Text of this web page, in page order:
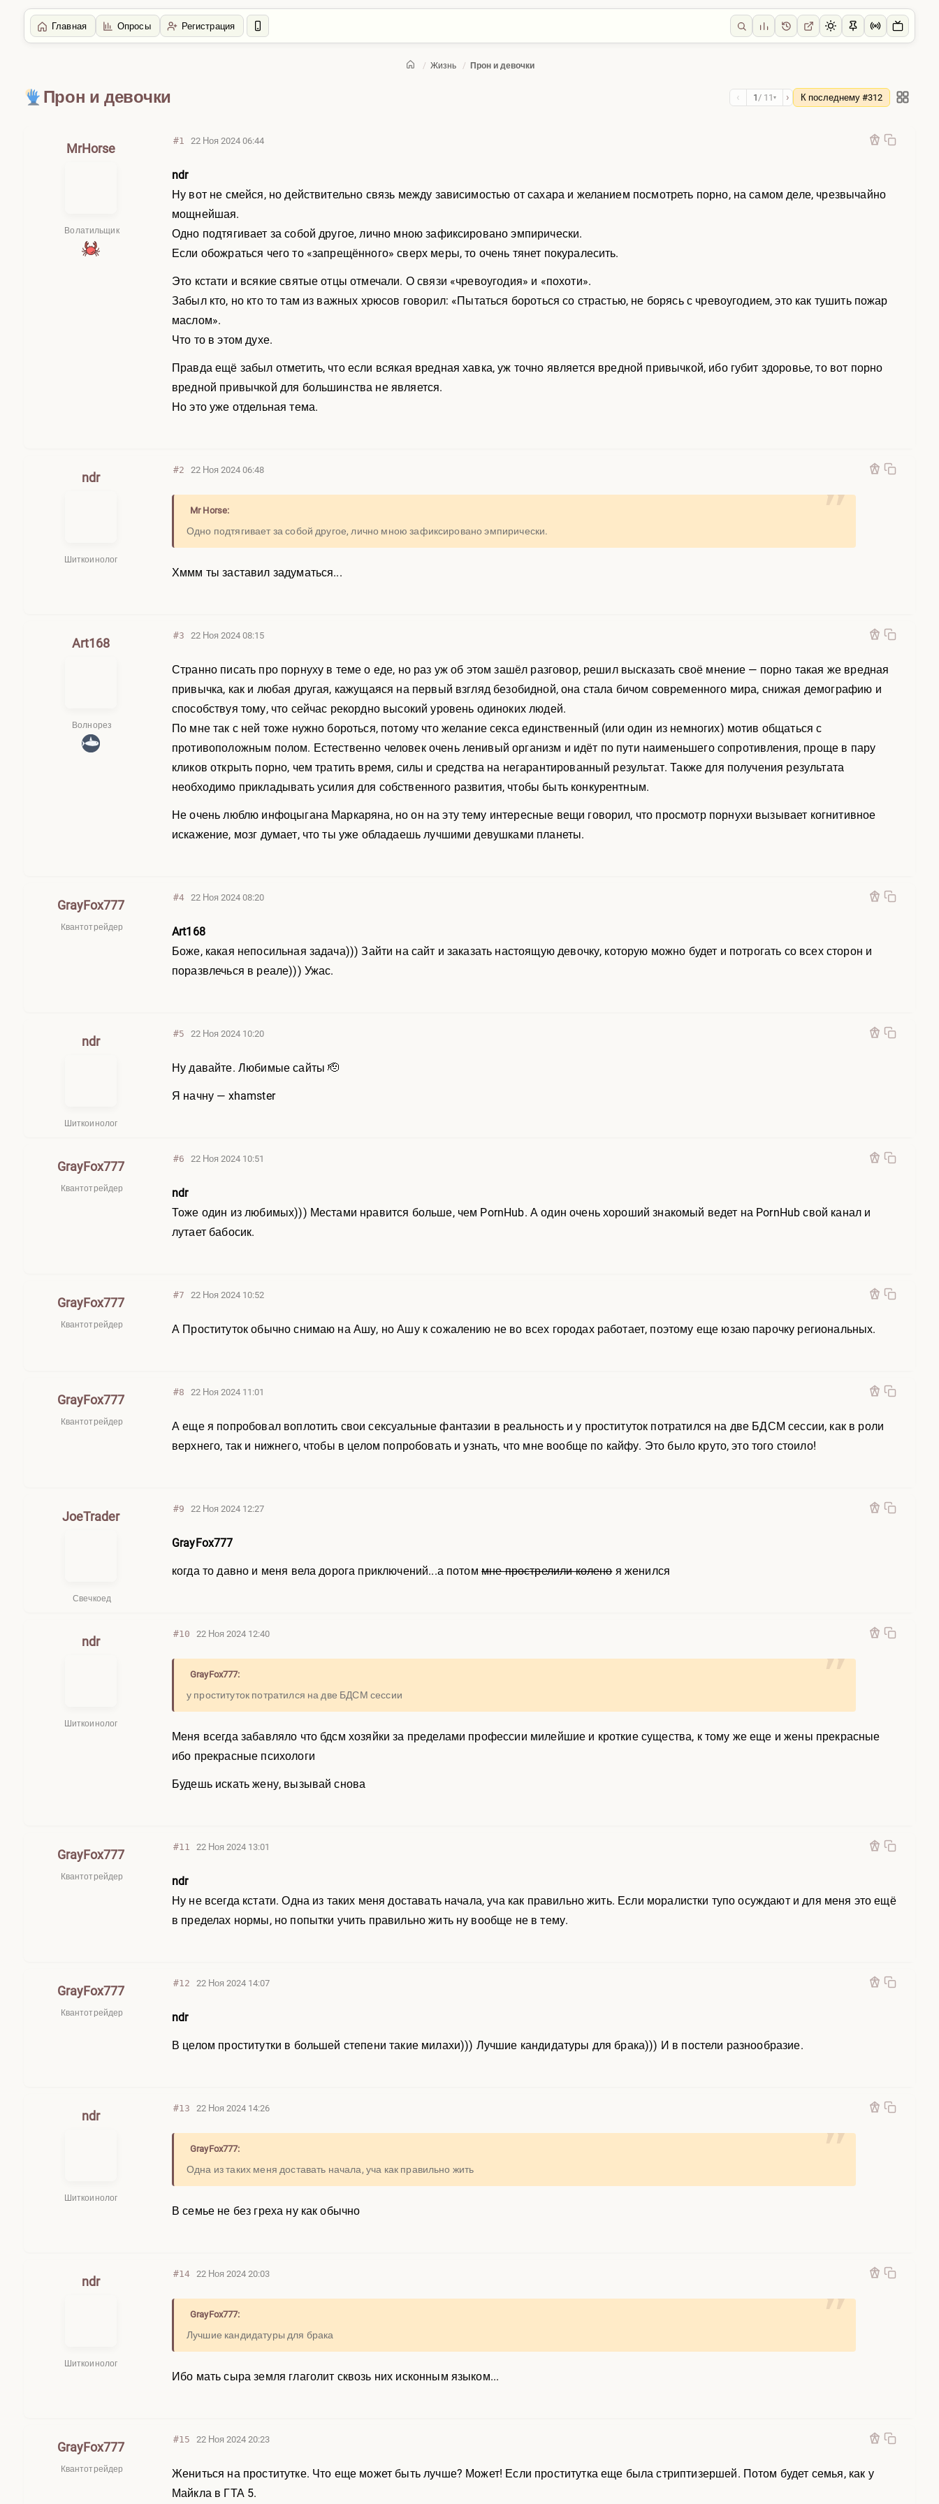
Главная Опросы Регистрация
/ Жизнь / Прон и девочки
Главная / Жизнь
Прон и девочки ‹ 1 / 11▾ › К последнему #312
MrHorse
Волатильщик
#1 22 Ноя 2024 06:44
ndr
Ну вот не смейся, но действительно связь между зависимостью от сахара и желанием посмотреть порно, на самом деле, чрезвычайно
мощнейшая.
Одно подтягивает за собой другое, лично мною зафиксировано эмпирически.
Если обожраться чего то «запрещённого» сверх меры, то очень тянет покуралесить.
Это кстати и всякие святые отцы отмечали. О связи «чревоугодия» и «похоти».
Забыл кто, но кто то там из важных хрюсов говорил: «Пытаться бороться со страстью, не борясь с чревоугодием, это как тушить пожар
маслом».
Что то в этом духе.
Правда ещё забыл отметить, что если всякая вредная хавка, уж точно является вредной привычкой, ибо губит здоровье, то вот порно
вредной привычкой для большинства не является.
Но это уже отдельная тема.
ndr
Шиткоинолог
#2 22 Ноя 2024 06:48
Mr Horse:
Одно подтягивает за собой другое, лично мною зафиксировано эмпирически.
Хммм ты заставил задуматься...
Art168
Волнорез
#3 22 Ноя 2024 08:15
Странно писать про порнуху в теме о еде, но раз уж об этом зашёл разговор, решил высказать своё мнение — порно такая же вредная
привычка, как и любая другая, кажущаяся на первый взгляд безобидной, она стала бичом современного мира, снижая демографию и
способствуя тому, что сейчас рекордно высокий уровень одиноких людей.
По мне так с ней тоже нужно бороться, потому что желание секса единственный (или один из немногих) мотив общаться с
противоположным полом. Естественно человек очень ленивый организм и идёт по пути наименьшего сопротивления, проще в пару
кликов открыть порно, чем тратить время, силы и средства на негарантированный результат. Также для получения результата
необходимо прикладывать усилия для собственного развития, чтобы быть конкурентным.
Не очень люблю инфоцыгана Маркаряна, но он на эту тему интересные вещи говорил, что просмотр порнухи вызывает когнитивное
искажение, мозг думает, что ты уже обладаешь лучшими девушками планеты.
GrayFox777
Квантотрейдер
#4 22 Ноя 2024 08:20
Art168
Боже, какая непосильная задача))) Зайти на сайт и заказать настоящую девочку, которую можно будет и потрогать со всех сторон и
поразвлечься в реале))) Ужас.
ndr
Шиткоинолог
#5 22 Ноя 2024 10:20
Ну давайте. Любимые сайты 🫡
Я начну — xhamster
GrayFox777
Квантотрейдер
#6 22 Ноя 2024 10:51
ndr
Тоже один из любимых))) Местами нравится больше, чем PornHub. А один очень хороший знакомый ведет на PornHub свой канал и
лутает бабосик.
GrayFox777
Квантотрейдер
#7 22 Ноя 2024 10:52
А Проституток обычно снимаю на Ашу, но Ашу к сожалению не во всех городах работает, поэтому еще юзаю парочку региональных.
GrayFox777
Квантотрейдер
#8 22 Ноя 2024 11:01
А еще я попробовал воплотить свои сексуальные фантазии в реальность и у проституток потратился на две БДСМ сессии, как в роли
верхнего, так и нижнего, чтобы в целом попробовать и узнать, что мне вообще по кайфу. Это было круто, это того стоило!
JoeTrader
Свечкоед
#9 22 Ноя 2024 12:27
GrayFox777
когда то давно и меня вела дорога приключений...а потом мне прострелили коленоя женился
ndr
Шиткоинолог
#10 22 Ноя 2024 12:40
GrayFox777:
у проституток потратился на две БДСМ сессии
Меня всегда забавляло что бдсм хозяйки за пределами профессии милейшие и кроткие существа, к тому же еще и жены прекрасные
ибо прекрасные психологи
Будешь искать жену, вызывай снова
GrayFox777
Квантотрейдер
#11 22 Ноя 2024 13:01
ndr
Ну не всегда кстати. Одна из таких меня доставать начала, уча как правильно жить. Если моралистки тупо осуждают и для меня это ещё
в пределах нормы, но попытки учить правильно жить ну вообще не в тему.
GrayFox777
Квантотрейдер
#12 22 Ноя 2024 14:07
ndr
В целом проститутки в большей степени такие милахи))) Лучшие кандидатуры для брака))) И в постели разнообразие.
ndr
Шиткоинолог
#13 22 Ноя 2024 14:26
GrayFox777:
Одна из таких меня доставать начала, уча как правильно жить
В семье не без греха ну как обычно
ndr
Шиткоинолог
#14 22 Ноя 2024 20:03
GrayFox777:
Лучшие кандидатуры для брака
Ибо мать сыра земля глаголит сквозь них исконным языком...
GrayFox777
Квантотрейдер
#15 22 Ноя 2024 20:23
Жениться на проститутке. Что еще может быть лучше? Может! Если проститутка еще была стриптизершей. Потом будет семья, как у
Майкла в ГТА 5.